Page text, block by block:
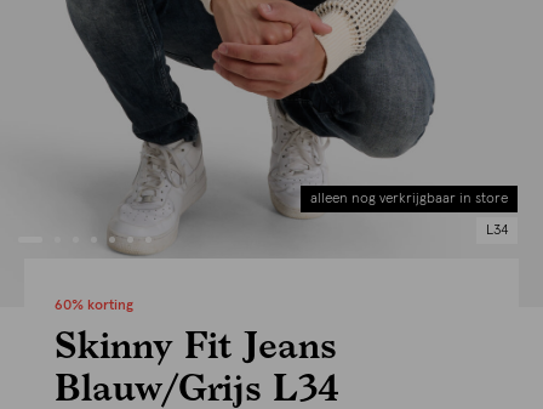
alleen nog verkrijgbaar in store
L34
60% korting
Skinny Fit Jeans
Blauw/Grijs L34